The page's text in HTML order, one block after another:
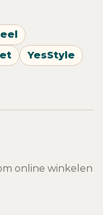
YesStyle
online winkelen